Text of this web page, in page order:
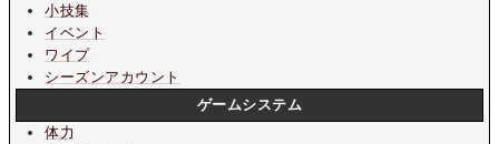
小技集
イベント
ワイプ
シーズンアカウント
ゲームシステム
体力